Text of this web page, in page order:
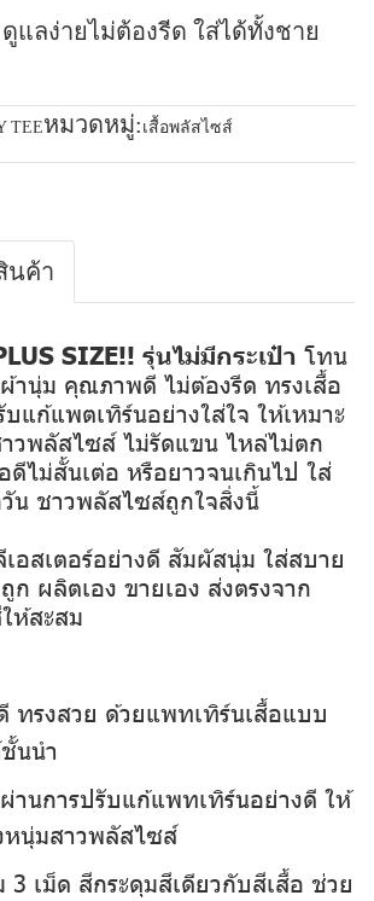
แลง่ายไม่ต้องรีด ใส่ได้ทั้งชาย
TEEหมวดหมู่: เสื้อพลัสไซส์
นค้า
SIZE!! รุ่นไม่มีกระเป๋า โทน
านุ่ม คุณภาพดี ไม่ต้องรีด ทรงเสื้อ
แก้แพตเทิร์นอย่างใส่ใจ ให้เหมาะ
วพลัสไซส์ ไม่รัดแขน ไหล่ไม่ตก
ดีไม่สั้นเต่อ หรือยาวจนเกินไป ใส่
น ชาวพลัสไซส์ถูกใจสิ่งนี้
อสเตอร์อย่างดี สัมผัสนุ่ม ใส่สบาย
ผลิตเอง ขายเอง ส่งตรงจาก
ห้สะสม
ทรงสวย ด้วยแพทเทิร์นเสื้อแบบ
นนำ
านการปรับแก้แพทเทิร์นอย่างดี ให้
หนุ่มสาวพลัสไซส์
3 เม็ด สีกระดุมสีเดียวกับสีเสื้อ ช่วย